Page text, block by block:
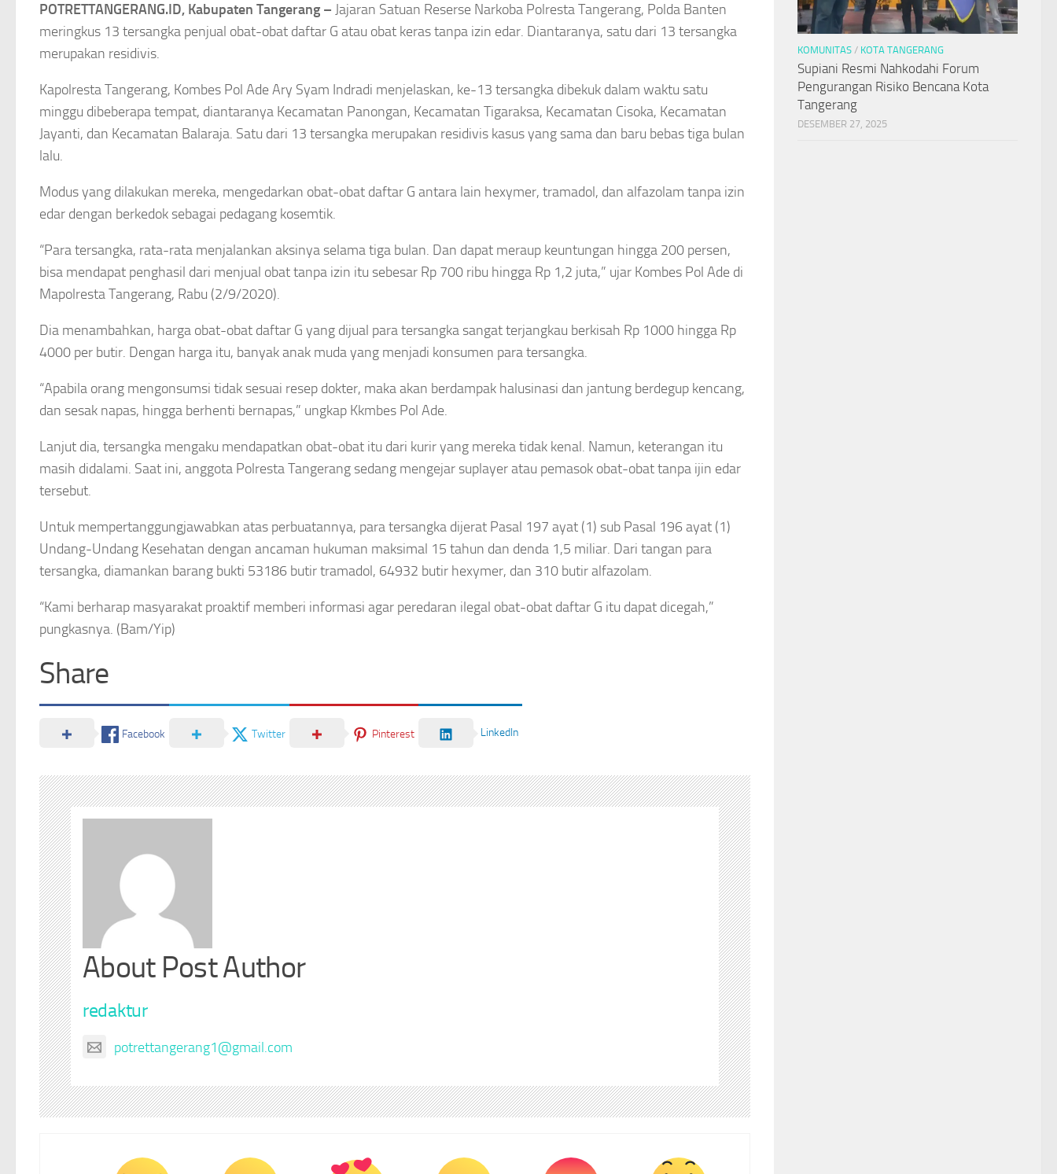
POTRETTANGERANG.ID, Kabupaten Tangerang – Jajaran Satuan Reserse Narkoba Polresta Tangerang, Polda Banten
meringkus 13 tersangka penjual obat-obat daftar G atau obat keras tanpa izin edar. Diantaranya, satu dari 13 tersangka
merupakan residivis.
Kapolresta Tangerang, Kombes Pol Ade Ary Syam Indradi menjelaskan, ke-13 tersangka dibekuk dalam waktu satu
minggu dibeberapa tempat, diantaranya Kecamatan Panongan, Kecamatan Tigaraksa, Kecamatan Cisoka, Kecamatan
Jayanti, dan Kecamatan Balaraja. Satu dari 13 tersangka merupakan residivis kasus yang sama dan baru bebas tiga bulan
lalu.
Modus yang dilakukan mereka, mengedarkan obat-obat daftar G antara lain hexymer, tramadol, dan alfazolam tanpa izin
edar dengan berkedok sebagai pedagang kosemtik.
“Para tersangka, rata-rata menjalankan aksinya selama tiga bulan. Dan dapat meraup keuntungan hingga 200 persen,
bisa mendapat penghasil dari menjual obat tanpa izin itu sebesar Rp 700 ribu hingga Rp 1,2 juta,” ujar Kombes Pol Ade di
Mapolresta Tangerang, Rabu (2/9/2020).
Dia menambahkan, harga obat-obat daftar G yang dijual para tersangka sangat terjangkau berkisah Rp 1000 hingga Rp
4000 per butir. Dengan harga itu, banyak anak muda yang menjadi konsumen para tersangka.
“Apabila orang mengonsumsi tidak sesuai resep dokter, maka akan berdampak halusinasi dan jantung berdegup kencang,
dan sesak napas, hingga berhenti bernapas,” ungkap Kkmbes Pol Ade.
Lanjut dia, tersangka mengaku mendapatkan obat-obat itu dari kurir yang mereka tidak kenal. Namun, keterangan itu
masih didalami. Saat ini, anggota Polresta Tangerang sedang mengejar suplayer atau pemasok obat-obat tanpa ijin edar
tersebut.
Untuk mempertanggungjawabkan atas perbuatannya, para tersangka dijerat Pasal 197 ayat (1) sub Pasal 196 ayat (1)
Undang-Undang Kesehatan dengan ancaman hukuman maksimal 15 tahun dan denda 1,5 miliar. Dari tangan para
tersangka, diamankan barang bukti 53186 butir tramadol, 64932 butir hexymer, dan 310 butir alfazolam.
“Kami berharap masyarakat proaktif memberi informasi agar peredaran ilegal obat-obat daftar G itu dapat dicegah,”
pungkasnya. (Bam/Yip)
Share
Facebook Twitter Pinterest LinkedIn
About Post Author
redaktur
potrettangerang1@gmail.com
KOMUNITAS / KOTA TANGERANG
Supiani Resmi Nahkodahi Forum
Pengurangan Risiko Bencana Kota
Tangerang
DESEMBER 27, 2025